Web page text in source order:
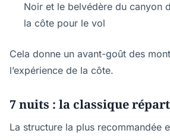
Noir et le belvédère du canyon
la côte pour le vol
Cela donne un avant-goût des
l’expérience de la côte.
7 nuits : la classique
La structure la plus recommandée